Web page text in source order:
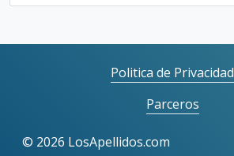
Politica de Privacidad
Parceros
© 2026 LosApellidos.com